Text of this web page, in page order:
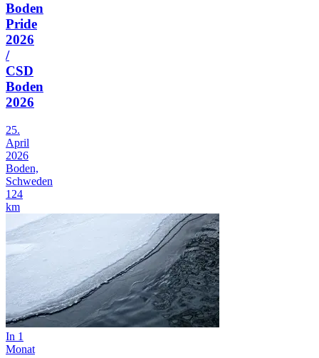
Boden
Pride
2026
/
CSD
Boden
2026
25.
April
2026
Boden,
Schweden
124
km
In 1
Monat